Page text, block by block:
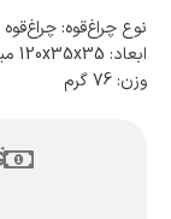
نوع چراغ‌قوه:
ابعاد: 120x35x35 میلی‌متر
وزن: 76 گرم